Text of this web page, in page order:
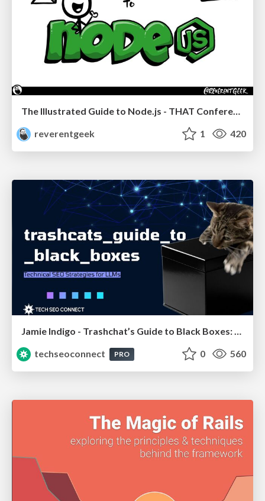
reverentgeek
1 420
Jamie Indigo - Trashchat’s Guide to Black Boxes: Technical SEO Tactics for LLMs
techseoconnect
PRO 0 560